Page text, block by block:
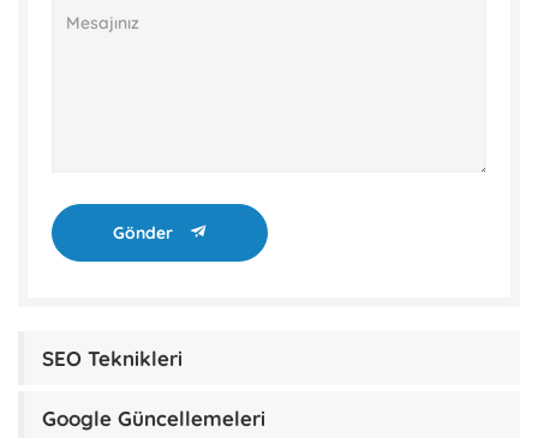
Gönder
SEO Teknikleri
Google Güncellemeleri